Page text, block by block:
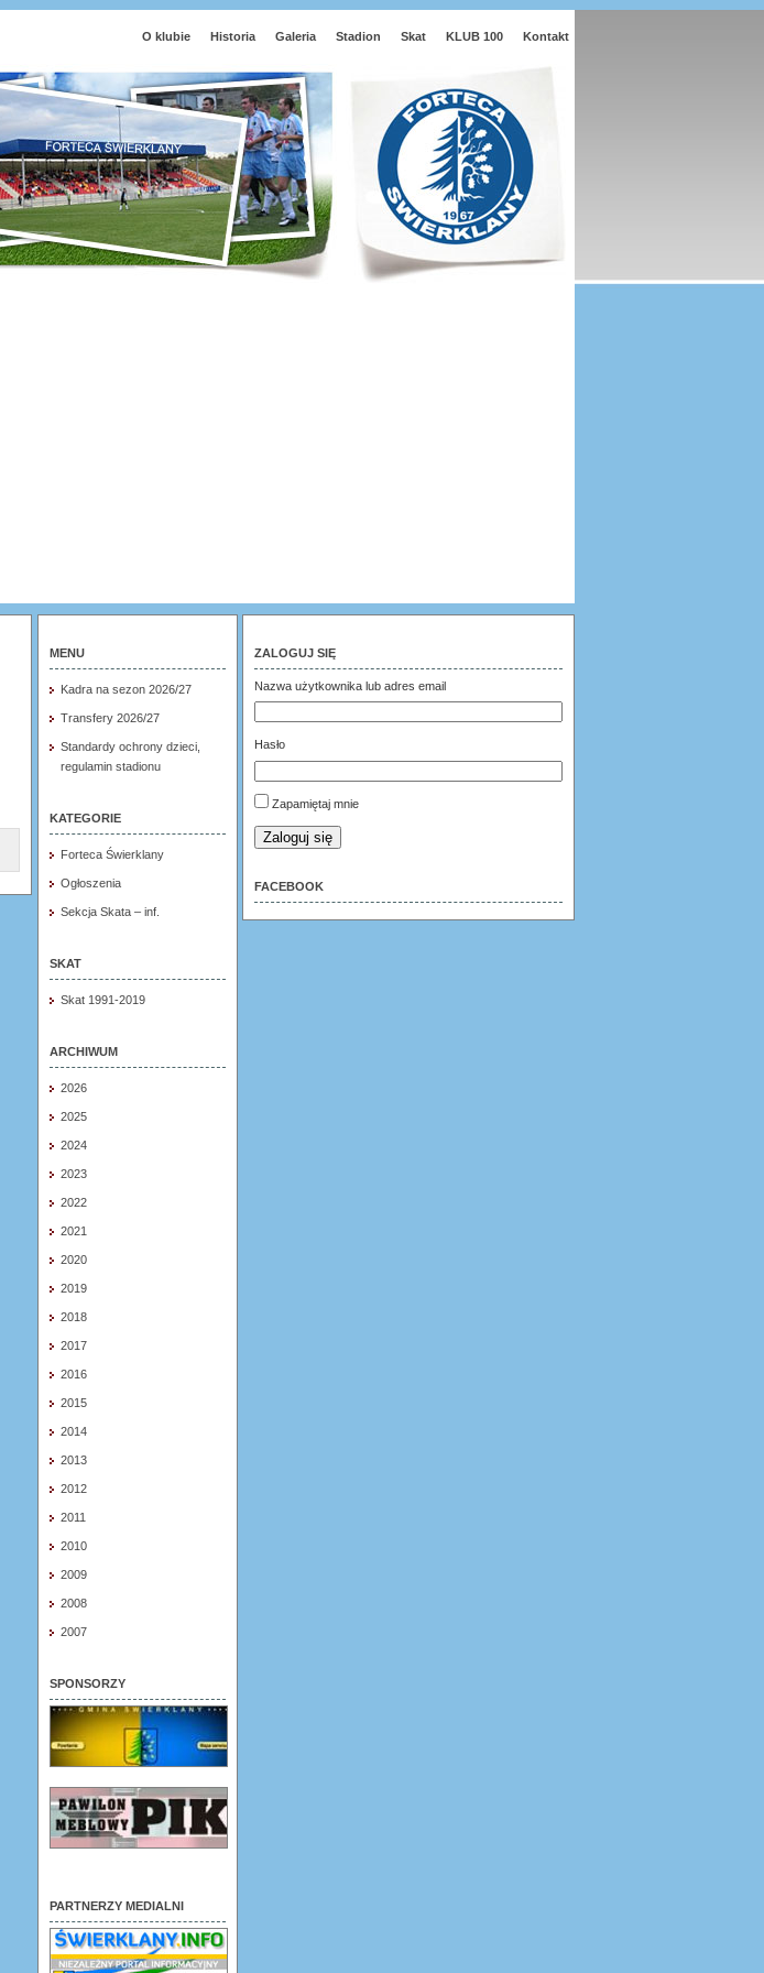
O klubie Historia Galeria Stadion Skat KLUB 100 Kontakt
MENU
Kadra na sezon 2026/27
Transfery 2026/27
Standardy ochrony dzieci,
regulamin stadionu
KATEGORIE
Forteca Świerklany
Ogłoszenia
Sekcja Skata – inf.
SKAT
Skat 1991-2019
ARCHIWUM
2026
2025
2024
2023
2022
2021
2020
2019
2018
2017
2016
2015
2014
2013
2012
2011
2010
2009
2008
2007
SPONSORZY
PARTNERZY MEDIALNI
ZALOGUJ SIĘ
Nazwa użytkownika lub adres email
Hasło
Zapamiętaj mnie
Zaloguj się
FACEBOOK